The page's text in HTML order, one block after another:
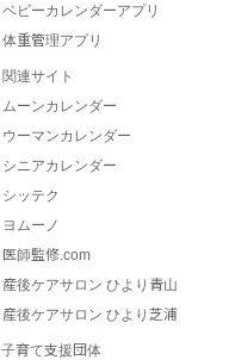
ベビーカレンダーアプリ
体重管理アプリ
関連サイト
ムーンカレンダー
ウーマンカレンダー
シニアカレンダー
シッテク
ヨムーノ
医師監修.com
産後ケアサロン ひより青山
産後ケアサロン ひより芝浦
子育て支援団体